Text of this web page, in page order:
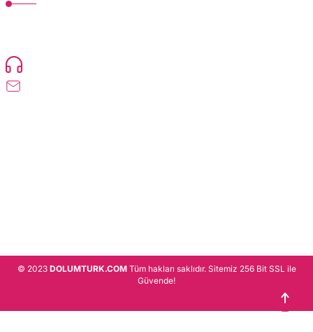
© 2023 DOLUMTURK.COMTüm hakları saklıdır. Sitemiz 256 Bit SSL ile
Güvende!